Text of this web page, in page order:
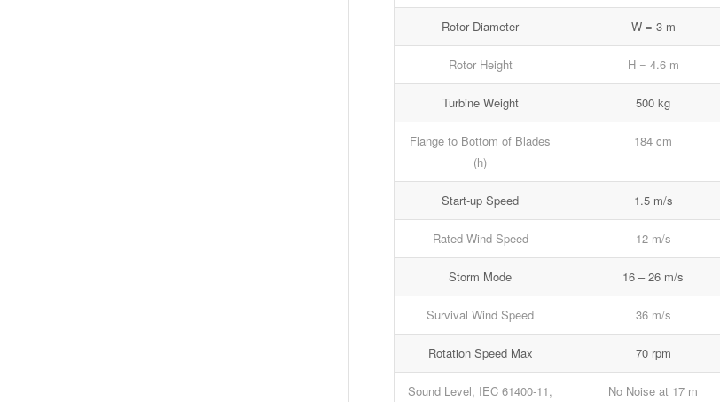
Rotor Diameter W = 3 m
Rotor Height H = 4.6 m
Turbine Weight 500 kg
Flange to Bottom of Blades
(h)
184 cm
Start-up Speed 1.5 m/s
Rated Wind Speed 12 m/s
Storm Mode 16 – 26 m/s
Survival Wind Speed 36 m/s
Rotation Speed Max 70 rpm
Sound Level, IEC 61400-11,
No Noise at 17 m